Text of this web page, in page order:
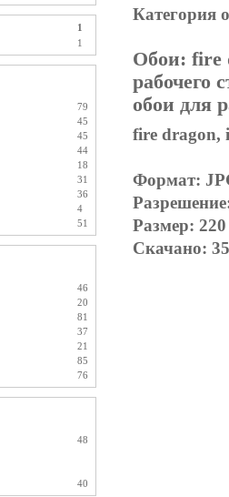
1
1
79
45
45
44
18
31
36
4
51
46
20
81
37
21
85
76
48
40
Категория
Обои: fire
рабочего
обои для
fire dragon,
Формат:
Размер:
Скачано: